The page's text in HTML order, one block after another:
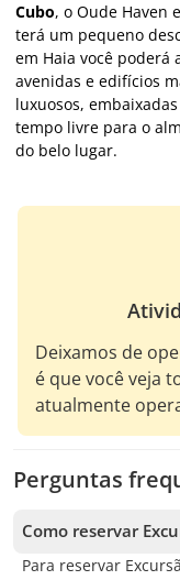
Cubo, o Oude Haven
terá um pequeno
em Haia você poderá
avenidas e edifícios
luxuosos,
tempo livre para o
do belo lugar.
Deixamos de
é que você veja
atualmente
Perguntas
Como reservar
Para reservar